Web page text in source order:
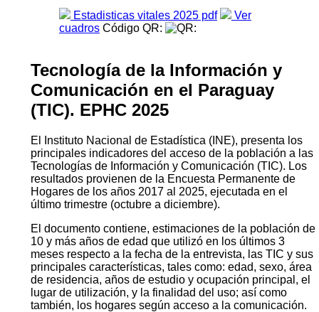
Estadisticas vitales 2025 pdf
Ver
cuadros Código QR:
Tecnología de la Información y
Comunicación en el Paraguay
(TIC). EPHC 2025
El Instituto Nacional de Estadística (INE), presenta los
principales indicadores del acceso de la población a las
Tecnologías de Información y Comunicación (TIC). Los
resultados provienen de la Encuesta Permanente de
Hogares de los años 2017 al 2025, ejecutada en el
último trimestre (octubre a diciembre).
El documento contiene, estimaciones de la población de
10 y más años de edad que utilizó en los últimos 3
meses respecto a la fecha de la entrevista, las TIC y sus
principales características, tales como: edad, sexo, área
de residencia, años de estudio y ocupación principal, el
lugar de utilización, y la finalidad del uso; así como
también, los hogares según acceso a la comunicación.